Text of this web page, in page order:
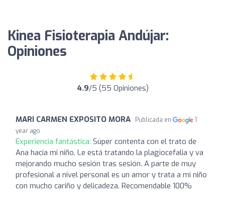
Kinea Fisioterapia Andújar:
Opiniones
4.9/5 (55 Opiniones)
MARI CARMEN EXPOSITO MORA Publicada en
1
year ago
Experiencia fantástica: Súper contenta con el trato de
Ana hacia mi niño. Le está tratando la plagiocefalia y va
mejorando mucho sesión tras sesión. A parte de muy
profesional a nivel personal es un amor y trata a mi niño
con mucho cariño y delicadeza. Recomendable 100%